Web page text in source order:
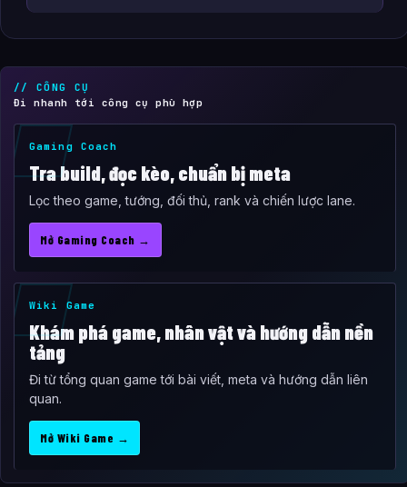
// CÔNG CỤ
Đi nhanh tới công cụ phù hợp
Gaming Coach
Tra build, đọc kèo, chuẩn bị meta
Lọc theo game, tướng, đối thủ, rank và chiến lược lane.
Mở Gaming Coach →
Wiki Game
Khám phá game, nhân vật và hướng dẫn nền
tảng
Đi từ tổng quan game tới bài viết, meta và hướng dẫn liên
quan.
Mở Wiki Game →